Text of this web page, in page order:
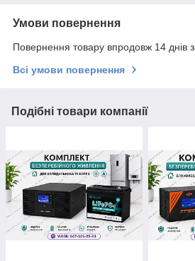
Умови повернення
Повернення товару впродовж 14 днів
Всі умови повернення
Подібні товари компанії